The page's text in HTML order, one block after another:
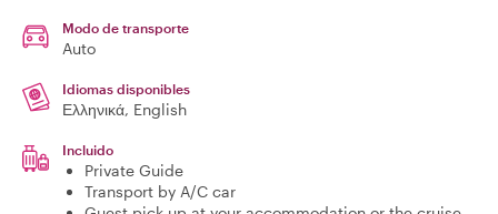
Modo de transporte
Auto
Idiomas disponibles
Ελληνικά, English
Incluido
Private Guide
Transport by A/C car